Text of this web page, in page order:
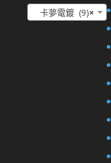
×
卡夢電鍍 (9)